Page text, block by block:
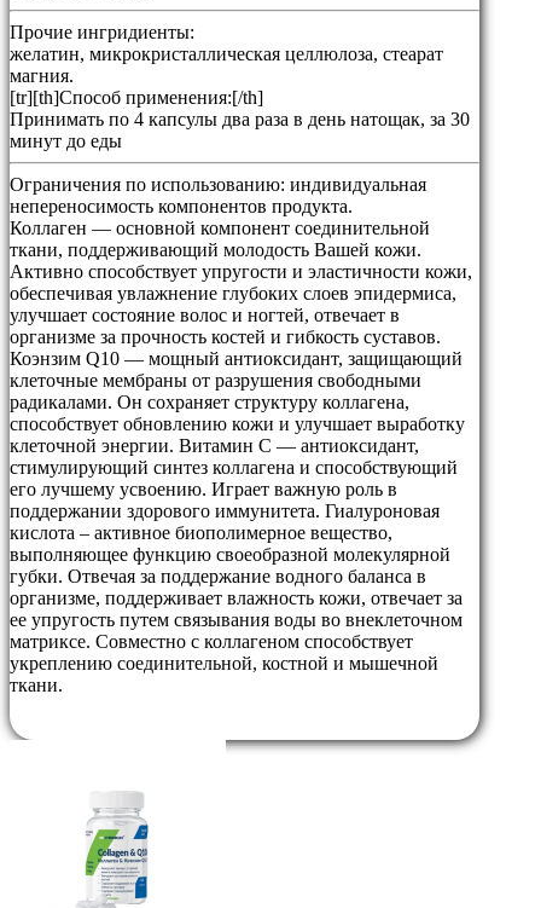
Прочие ингридиенты:
желатин, микрокристаллическая целлюлоза, стеарат
магния.
[tr][th]Способ применения:[/th]
Принимать по 4 капсулы два раза в день натощак, за 30
минут до еды
Ограничения по использованию: индивидуальная
непереносимость компонентов продукта.
Коллаген — основной компонент соединительной
ткани, поддерживающий молодость Вашей кожи.
Активно способствует упругости и эластичности кожи,
обеспечивая увлажнение глубоких слоев эпидермиса,
улучшает состояние волос и ногтей, отвечает в
организме за прочность костей и гибкость суставов.
Коэнзим Q10 — мощный антиоксидант, защищающий
клеточные мембраны от разрушения свободными
радикалами. Он сохраняет структуру коллагена,
способствует обновлению кожи и улучшает выработку
клеточной энергии. Витамин С — антиоксидант,
стимулирующий синтез коллагена и способствующий
его лучшему усвоению. Играет важную роль в
поддержании здорового иммунитета. Гиалуроновая
кислота – активное биополимерное вещество,
выполняющее функцию своеобразной молекулярной
губки. Отвечая за поддержание водного баланса в
организме, поддерживает влажность кожи, отвечает за
ее упругость путем связывания воды во внеклеточном
матриксе. Совместно с коллагеном способствует
укреплению соединительной, костной и мышечной
ткани.